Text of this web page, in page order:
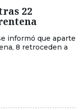
22
informó que aparte
8 retroceden a